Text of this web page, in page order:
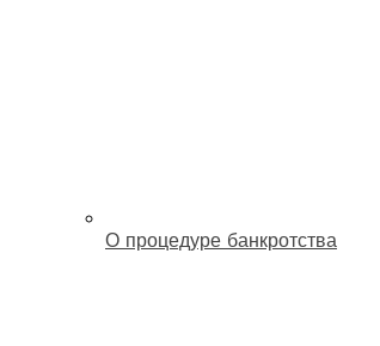
О процедуре банкротства